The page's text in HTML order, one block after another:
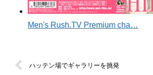
Men's Rush.TV Premium cha…
ハッテン場でギャラリーを挑発